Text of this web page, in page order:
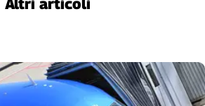
Altri articoli